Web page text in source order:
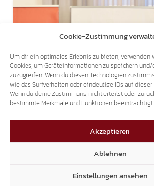
Cookie-Zustimmung
Um dir ein optimales Erlebnis zu bieten, verwenden
Cookies, um Geräteinformationen zu speichern
zuzugreifen. Wenn du diesen Technologien
wie das Surfverhalten oder eindeutige IDs auf
Wenn du deine Zustimmung nicht erteilst oder
bestimmte Merkmale und Funktionen beeinträchtigt
Akzeptieren
Ablehnen
Einstellungen ansehen
LANDTAGSANFRAGEN AN ULLI MAIR:
SICHERHEITSFRAGEN SIND KEIN